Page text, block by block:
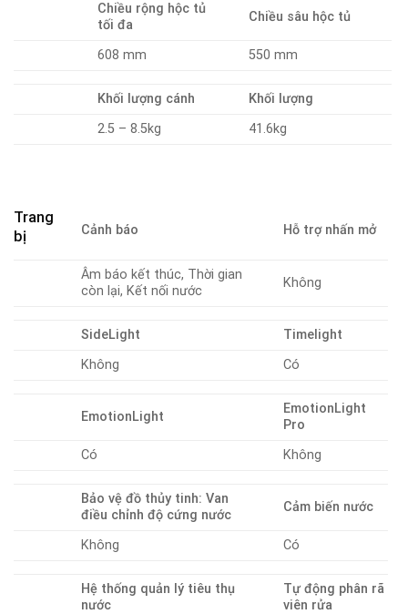
Chiều rộng hộc tủ
tối đa
Chiều sâu hộc tủ
608 mm 550 mm
Khối lượng cánh
Khối lượng
2.5 – 8.5kg
41.6kg
Trang
bị
Cảnh báo Hỗ trợ nhấn mở
Âm báo kết thúc, Thời gian
còn lại, Kết nối nước
Không
SideLight
Timelight
Không
Có
EmotionLight
EmotionLight
Pro
Có
Không
Bảo vệ đồ thủy tinh: Van
điều chỉnh độ cứng nước
Cảm biến nước
Không Có
Hệ thống quản lý tiêu thụ
nước
Tự động phân rã
viên rửa